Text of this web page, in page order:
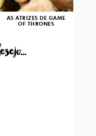
AS ATRIZES DE GAME
OF THRONES